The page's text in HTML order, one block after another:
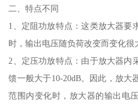
二、特点不同
1、定阻功放特点：这类放大器要
时，输出电压随负荷改变而变化很
2、定压功放特点：由于放大器内
馈一般大于10-20dB。因此，放大
范围内变化时，放大器的输出电